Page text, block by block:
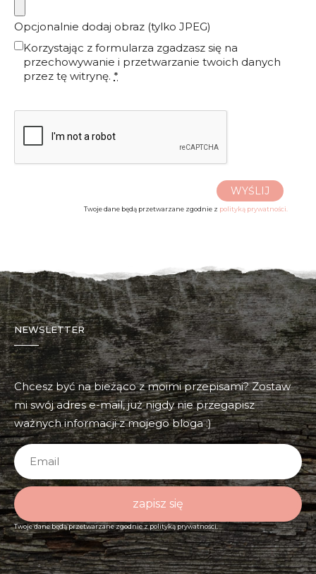
Opcjonalnie dodaj obraz (tylko JPEG)
Korzystając z formularza zgadzasz się na
przechowywanie i przetwarzanie twoich danych
przez tę witrynę. *
WYŚLIJ
Twoje dane będą przetwarzane zgodnie z polityką prywatności.
NEWSLETTER
Chcesz być na bieżąco z moimi przepisami? Zostaw
mi swój adres e-mail, już nigdy nie przegapisz
ważnych informacji z mojego bloga :)
zapisz się
Twoje dane będą przetwarzane zgodnie zpolityką prywatności.